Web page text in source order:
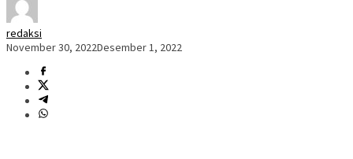
redaksi
November 30, 2022Desember 1, 2022